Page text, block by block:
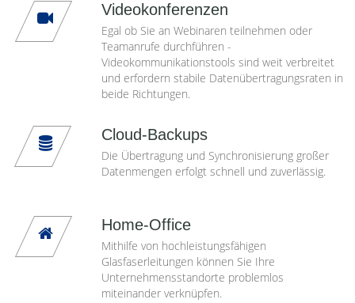
Videokonferenzen
Egal ob Sie an Webinaren teilnehmen oder
Teamanrufe durchführen -
Videokommunikationstools sind weit verbreitet
und erfordern stabile Datenübertragungsraten in
beide Richtungen.
Cloud-Backups
Die Übertragung und Synchronisierung großer
Datenmengen erfolgt schnell und zuverlässig.
Home-Office
Mithilfe von hochleistungsfähigen
Glasfaserleitungen können Sie Ihre
Unternehmensstandorte problemlos
miteinander verknüpfen.